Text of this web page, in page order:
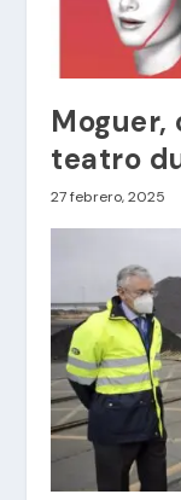
teatro
27 febrero, 2025